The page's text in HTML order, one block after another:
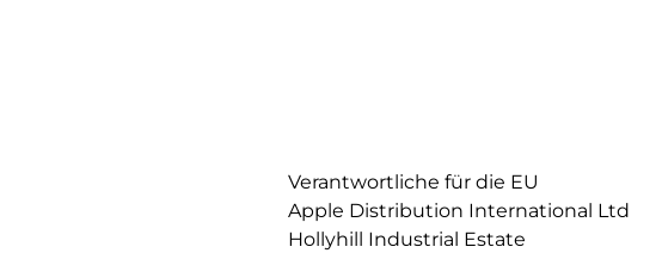
Verantwortliche für die EU
Apple Distribution International Ltd
Hollyhill Industrial Estate